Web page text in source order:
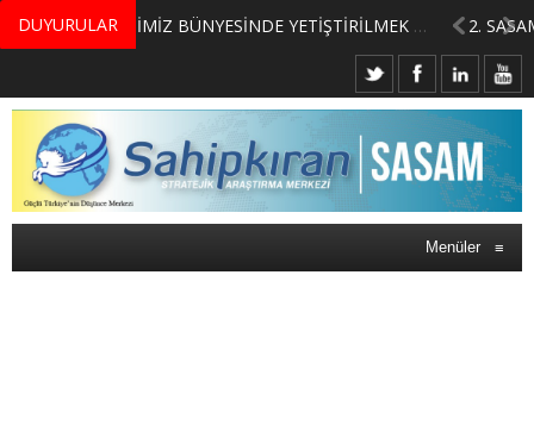
DUYURULAR MERKEZİMİZ BÜNYESİNDE YETİŞTİRİLMEK ÜZERE GÖNÜLLÜ ÜLKE MASASI UZMANI VE UZMAN ADAYLARI ARIYORUZ
Menüler ≡